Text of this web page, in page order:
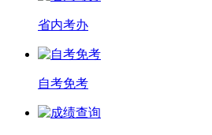
省内考办
自考免考